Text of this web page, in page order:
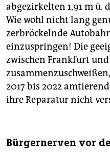
abgezirkelten 1,91 m ü.
Wie wohl nicht lang
zerbröckelnde
einzuspringen! Die
zwischen Frankfurt
2017 bis 2022
ihre Reparatur nicht
Bürgernerven vor